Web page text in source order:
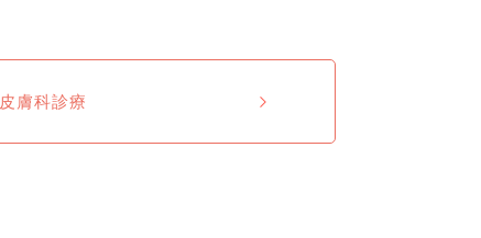
皮膚科診療